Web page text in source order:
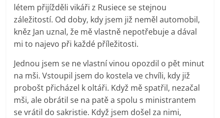
létem přijížděli vikáři z Rusiece se stejnou
záležitostí. Od doby, kdy jsem již neměl automobil,
kněz Jan uznal, že mě vlastně nepotřebuje a dával
mi to najevo při každé příležitosti.
Jednou jsem se ne vlastní vinou opozdil o pět minut
na mši. Vstoupil jsem do kostela ve chvíli, kdy již
probošt přicházel k oltáři. Když mě spatřil, nezačal
mši, ale obrátil se na patě a spolu s ministrantem
se vrátil do sakristie. Když jsem došel za nimi,